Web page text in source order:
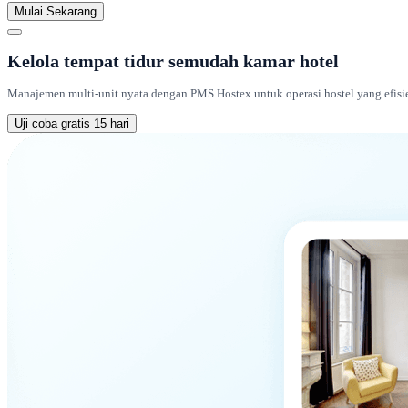
Mulai Sekarang
Kelola tempat tidur semudah kamar hotel
Manajemen multi-unit nyata dengan PMS Hostex untuk operasi hostel yang
Uji coba gratis 15 hari